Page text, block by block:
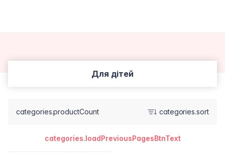
Для дітей
categories.productCount categories.sort
categories.loadPreviousPagesBtnText